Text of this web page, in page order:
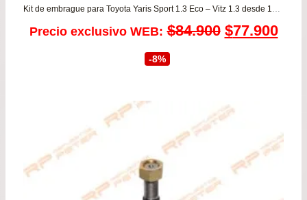
Kit de embrague para Toyota Yaris Sport 1.3 Eco – Vitz 1.3 desde 1999 a 2005 VALEO
Precio exclusivo WEB: $84.900 El
era:
$84.900.
$77.900El
-8%